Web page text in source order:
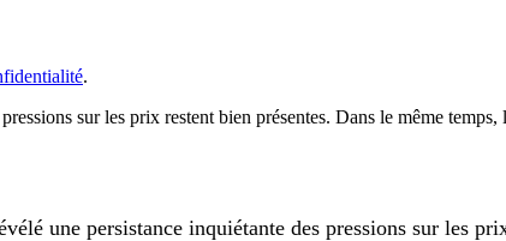
.
sur les prix restent bien présentes. Dans le même temps,
une persistance inquiétante des pressions sur les